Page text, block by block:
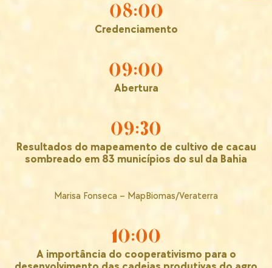
08:00
Credenciamento
09:00
Abertura
09:30
Resultados do mapeamento de cultivo de cacau
sombreado em 83 municípios do sul da Bahia
Marisa Fonseca – MapBiomas/Veraterra
10:00
A importância do cooperativismo para o